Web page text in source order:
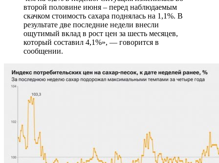
второй половине июня – перед наблюдаемым
скачком стоимость сахара поднялась на 1,1%. В
результате две последние недели внесли
ощутимый вклад в рост цен за шесть месяцев,
который составил 4,1%», — говорится в
сообщении.